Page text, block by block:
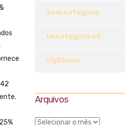
Sem categoria
Uncategorized
vigilância
Arquivos